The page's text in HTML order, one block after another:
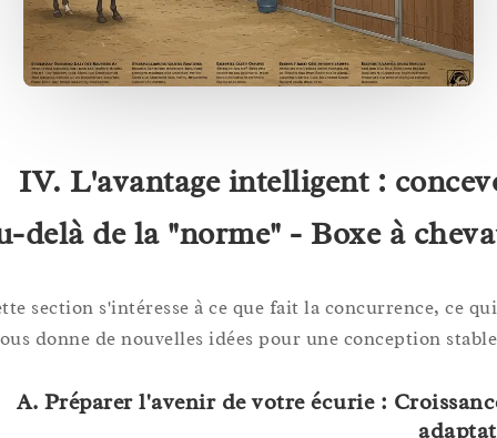
IV. L'avantage intelligent :
au-delà de la "norme" - Boxe à
Cette section s'intéresse à ce que fait la concurrence,
vous donne de nouvelles idées pour une conception
A. Préparer l'avenir de votre écurie :